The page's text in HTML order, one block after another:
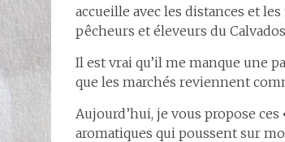
accueille avec les distances et
pêcheurs et éleveurs du
Il est vrai qu’il me manque une
que les marchés reviennent
Aujourd’hui, je vous propose ces
aromatiques qui poussent sur